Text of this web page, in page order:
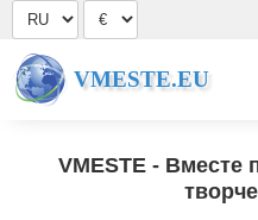
VMESTE.EU
VMESTE - Вместе